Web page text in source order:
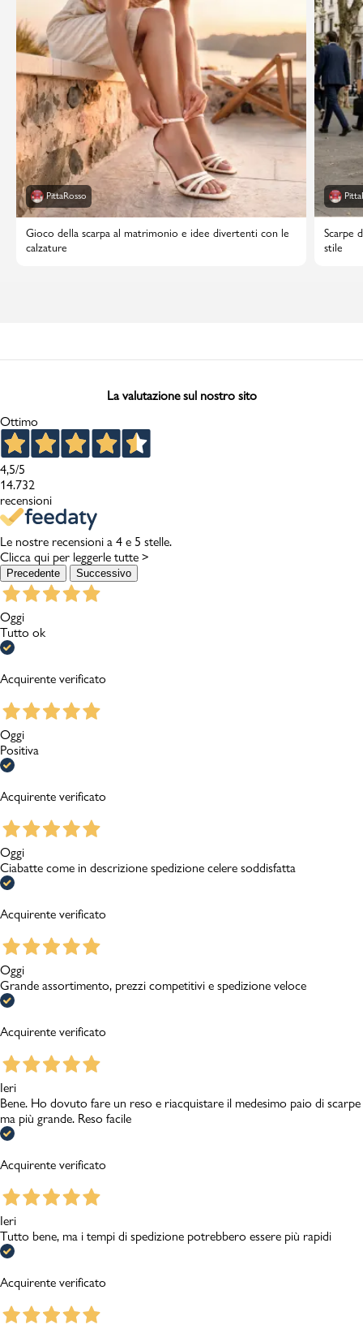
PittaRosso
Gioco della scarpa al matrimonio e idee divertenti con le
calzature
Scarpe
stile
La valutazione sul nostro sito
Ottimo
4,5/5
14.732
recensioni
Le nostre recensioni a 4 e 5 stelle.
Clicca qui per leggerle tutte >
Precedente Successivo
Oggi
Tutto ok
Acquirente verificato
Oggi
Positiva
Acquirente verificato
Oggi
Ciabatte come in descrizione spedizione celere soddisfatta
Acquirente verificato
Oggi
Grande assortimento, prezzi competitivi e spedizione veloce
Acquirente verificato
Ieri
Bene. Ho dovuto fare un reso e riacquistare il medesimo paio di scarpe
ma più grande. Reso facile
Acquirente verificato
Ieri
Tutto bene, ma i tempi di spedizione potrebbero essere più rapidi
Acquirente verificato